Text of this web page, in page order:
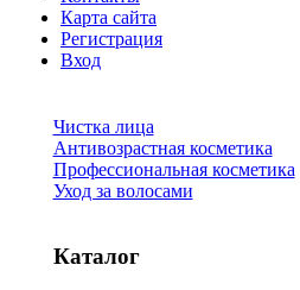
Карта сайта
Регистрация
Вход
Чистка лица
Антивозрастная косметика
Профессиональная косметика
Уход за волосами
Каталог